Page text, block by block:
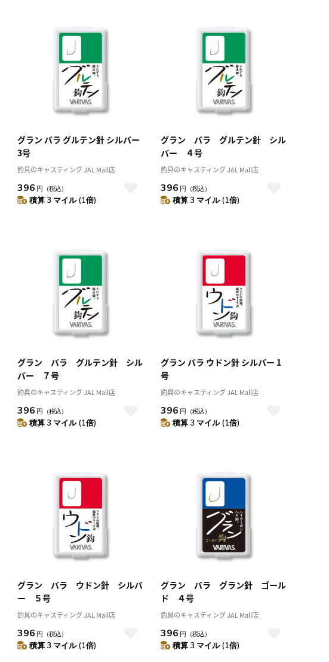
グラン バラ グルテン針 シルバー
3号
釣具のキャスティング JAL Mall店
396 円 （税込）
積算 3 マイル (1倍)
グラン バラ グルテン針 シル
バー ４号
釣具のキャスティング JAL Mall店
396 円 （税込）
積算 3 マイル (1倍)
グラン バラ グルテン針 シル
バー ７号
釣具のキャスティング JAL Mall店
396 円 （税込）
積算 3 マイル (1倍)
グラン バラ ウドン針 シルバー 1
号
釣具のキャスティング JAL Mall店
396 円 （税込）
積算 3 マイル (1倍)
グラン バラ ウドン針 シルバ
ー ５号
釣具のキャスティング JAL Mall店
396 円 （税込）
積算 3 マイル (1倍)
グラン バラ グラン針 ゴール
ド ４号
釣具のキャスティング JAL Mall店
396 円 （税込）
積算 3 マイル (1倍)